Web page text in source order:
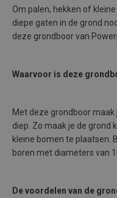
Om palen, hekken of
diepe gaten in de grond
deze grondboor van
Waarvoor is deze
Met deze grondboor
diep. Zo maak je de grond
kleine bomen te plaatsen.
boren met diameters van
De voordelen van de